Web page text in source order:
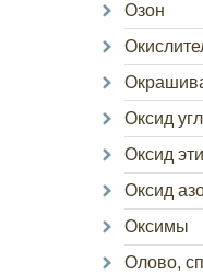
Озон
Оксид
Оксид
Оксид
Оксимы
Олово,